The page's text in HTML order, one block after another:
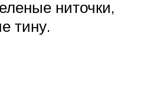
ниточки,
тину.